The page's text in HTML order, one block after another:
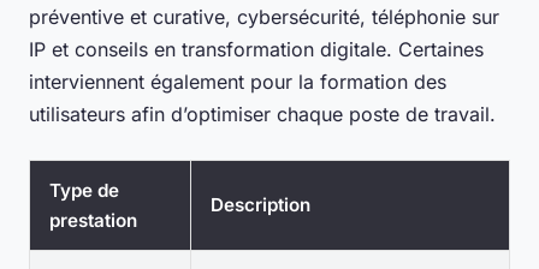
préventive et curative, cybersécurité, téléphonie sur
IP et conseils en transformation digitale. Certaines
interviennent également pour la formation des
utilisateurs afin d’optimiser chaque poste de travail.
Type de
prestation
Description